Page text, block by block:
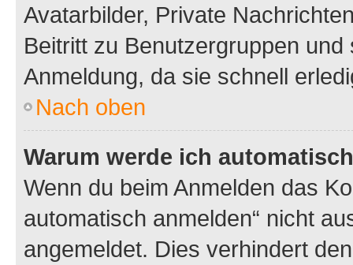
Avatarbilder, Private
Beitritt zu Benutzergruppen
Anmeldung, da sie schnell
Nach oben
Warum werde ich
Wenn du beim Anmelden das
automatisch anmelden“ nicht
angemeldet. Dies verhindert